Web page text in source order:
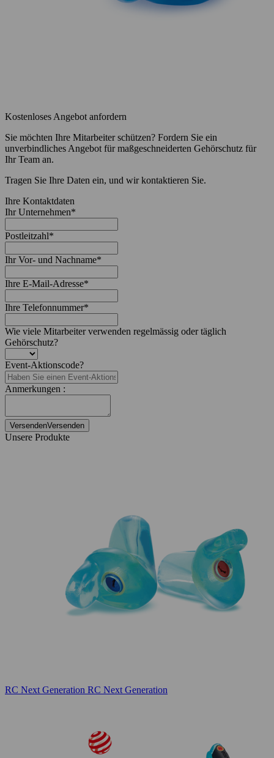
Kostenloses Angebot anfordern
Sie möchten Ihre Mitarbeiter schützen? Fordern Sie ein
unverbindliches Angebot für maßgeschneiderten Gehörschutz für
Ihr Team an.
Tragen Sie Ihre Daten ein, und wir kontaktieren Sie.
Ihre Kontaktdaten
Ihr Unternehmen*
Postleitzahl*
Ihr Vor- und Nachname*
Ihre E-Mail-Adresse*
Ihre Telefonnummer*
Wie viele Mitarbeiter verwenden regelmässig oder täglich
Gehörschutz?
Event-Aktionscode?
Anmerkungen :
VersendenVersenden
Unsere Produkte
RC Next Generation RC Next Generation